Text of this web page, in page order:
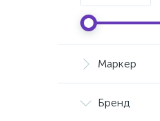
Маркер
Бренд